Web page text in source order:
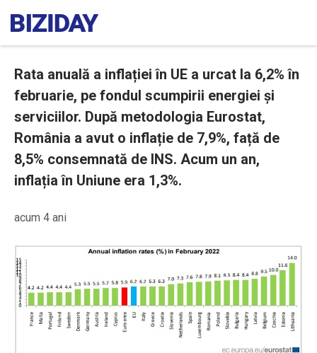
Rata anuală a inflației în UE a urcat la 6,2% în
februarie, pe fondul scumpirii energiei și
serviciilor. După metodologia Eurostat,
România a avut o inflație de 7,9%, față de
8,5% consemnată de INS. Acum un an,
inflația în Uniune era 1,3%.
acum 4 ani